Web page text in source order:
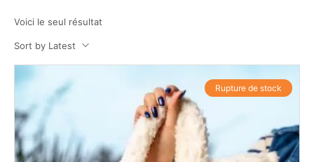
Voici le seul résultat
Sort by Latest
Rupture de stock